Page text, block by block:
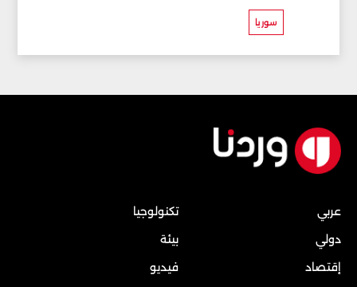
سوريا
عربي
دولي
إقتصاد
تكنولوجيا
بيئة
فيديو